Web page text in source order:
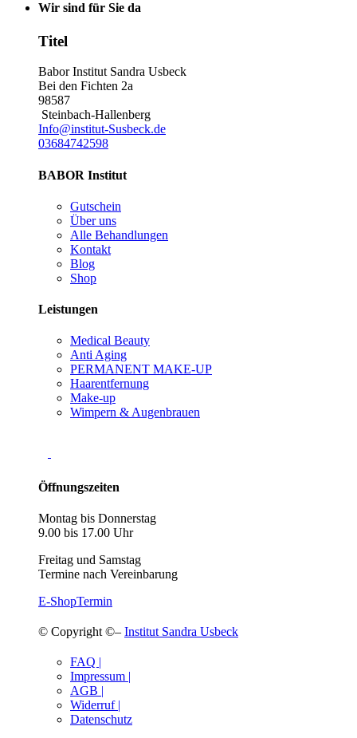
Wir sind für Sie da
Titel
Babor Institut Sandra Usbeck
Bei den Fichten 2a
98587
Steinbach-Hallenberg
Info@institut-Susbeck.de
03684742598
BABOR Institut
Gutschein
Über uns
Alle Behandlungen
Kontakt
Blog
Shop
Leistungen
Medical Beauty
Anti Aging
PERMANENT MAKE-UP
Haarentfernung
Make-up
Wimpern & Augenbrauen
Öffnungszeiten
Montag bis Donnerstag
9.00 bis 17.00 Uhr
Freitag und Samstag
Termine nach Vereinbarung
E-ShopTermin
© Copyright ©– Institut Sandra Usbeck
FAQ |
Impressum |
AGB |
Widerruf |
Datenschutz